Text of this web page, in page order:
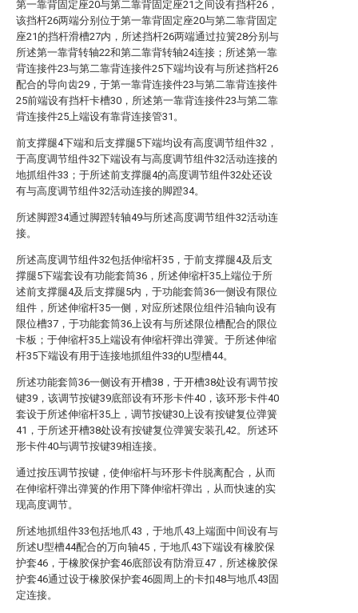
第一靠背固定座20与第二靠背固定座21之间设有挡杆26，
该挡杆26两端分别位于第一靠背固定座20与第二靠背固定
座21的挡杆滑槽27内，所述挡杆26两端通过拉簧28分别与
所述第一靠背转轴22和第二靠背转轴24连接；所述第一靠
背连接件23与第二靠背连接件25下端均设有与所述挡杆26
配合的导向齿29，于第一靠背连接件23与第二靠背连接件
25前端设有挡杆卡槽30，所述第一靠背连接件23与第二靠
背连接件25上端设有靠背连接管31。
前支撑腿4下端和后支撑腿5下端均设有高度调节组件32，
于高度调节组件32下端设有与高度调节组件32活动连接的
地抓组件33；于所述前支撑腿4的高度调节组件32处还设
有与高度调节组件32活动连接的脚蹬34。
所述脚蹬34通过脚蹬转轴49与所述高度调节组件32活动连
接。
所述高度调节组件32包括伸缩杆35，于前支撑腿4及后支
撑腿5下端套设有功能套筒36，所述伸缩杆35上端位于所
述前支撑腿4及后支撑腿5内，于功能套筒36一侧设有限位
组件，所述伸缩杆35一侧，对应所述限位组件沿轴向设有
限位槽37，于功能套筒36上设有与所述限位槽配合的限位
卡板；于伸缩杆35上端设有伸缩杆弹出弹簧。于所述伸缩
杆35下端设有用于连接地抓组件33的U型槽44。
所述功能套筒36一侧设有开槽38，于开槽38处设有调节按
键39，该调节按键39底部设有环形卡件40，该环形卡件40
套设于所述伸缩杆35上，调节按键30上设有按键复位弹簧
41，于所述开槽38处设有按键复位弹簧安装孔42。所述环
形卡件40与调节按键39相连接。
通过按压调节按键，使伸缩杆与环形卡件脱离配合，从而
在伸缩杆弹出弹簧的作用下降伸缩杆弹出，从而快速的实
现高度调节。
所述地抓组件33包括地爪43，于地爪43上端面中间设有与
所述U型槽44配合的万向轴45，于地爪43下端设有橡胶保
护套46，于橡胶保护套46底部设有防滑豆47，所述橡胶保
护套46通过设于橡胶保护套46圆周上的卡扣48与地爪43固
定连接。